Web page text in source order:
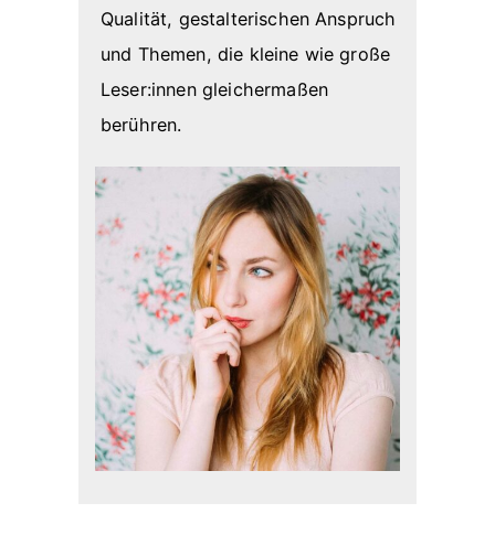
Qualität, gestalterischen Anspruch
und Themen, die kleine wie große
Leser:innen gleichermaßen
berühren.